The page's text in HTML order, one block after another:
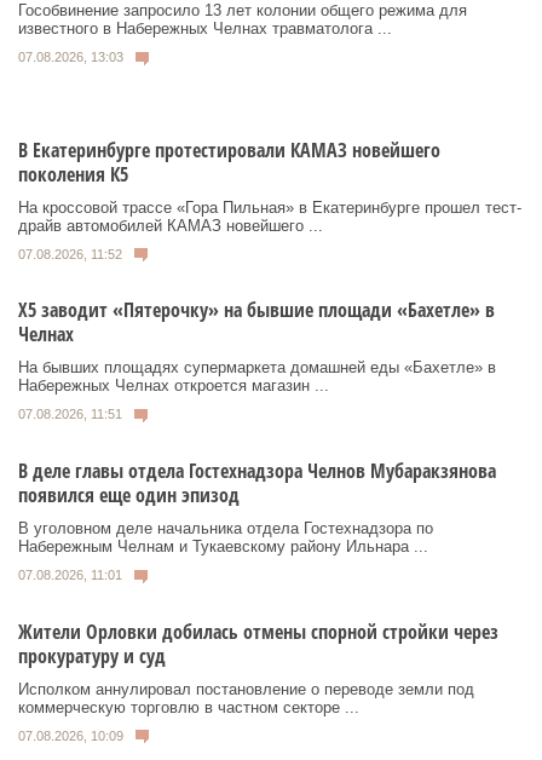
Гособвинение запросило 13 лет колонии общего режима для
известного в Набережных Челнах травматолога ...
07.08.2026, 13:03
В Екатеринбурге протестировали КАМАЗ новейшего
поколения К5
На кроссовой трассе «Гора Пильная» в Екатеринбурге прошел тест-
драйв автомобилей КАМАЗ новейшего ...
07.08.2026, 11:52
Х5 заводит «Пятерочку» на бывшие площади «Бахетле» в
Челнах
На бывших площадях супермаркета домашней еды «Бахетле» в
Набережных Челнах откроется магазин ...
07.08.2026, 11:51
В деле главы отдела Гостехнадзора Челнов Мубаракзянова
появился еще один эпизод
В уголовном деле начальника отдела Гостехнадзора по
Набережным Челнам и Тукаевскому району Ильнара ...
07.08.2026, 11:01
Жители Орловки добилась отмены спорной стройки через
прокуратуру и суд
Исполком аннулировал постановление о переводе земли под
коммерческую торговлю в частном секторе ...
07.08.2026, 10:09